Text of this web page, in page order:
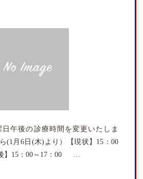
日午後の診療時間を変更いたしま
(1月6日(木)より）【現状】15：00
】15：00～17：00 …